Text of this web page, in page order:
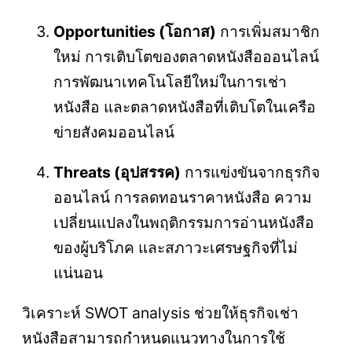
Opportunities (โอกาส) การเพิ่มสมาชิก
ใหม่ การเติบโตของตลาดหนังสือออนไลน์
การพัฒนาเทคโนโลยีใหม่ในการเช่า
หนังสือ และตลาดหนังสือที่เติบโตในเครือ
ข่ายสังคมออนไลน์
Threats (อุปสรรค) การแข่งขันจากธุรกิจ
ออนไลน์ การลดทอนราคาหนังสือ ความ
เปลี่ยนแปลงในพฤติกรรมการอ่านหนังสือ
ของผู้บริโภค และสภาวะเศรษฐกิจที่ไม่
แน่นอน
วิเคราะห์ SWOT analysis ช่วยให้ธุรกิจเช่า
หนังสือสามารถกำหนดแนวทางในการใช้